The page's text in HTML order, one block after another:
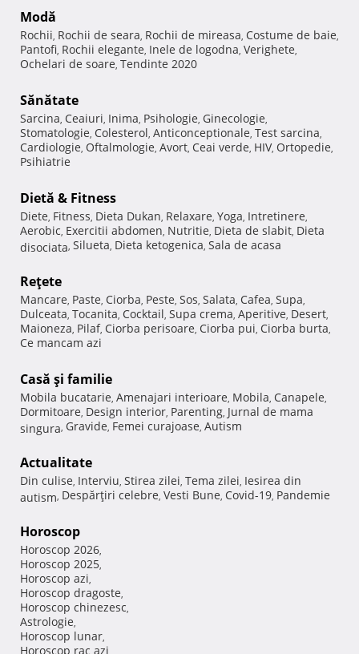
Modă
Rochii, Rochii de seara, Rochii de mireasa, Costume de baie,
Pantofi, Rochii elegante, Inele de logodna, Verighete,
Ochelari de soare, Tendinte 2020
Sănătate
Sarcina, Ceaiuri, Inima, Psihologie, Ginecologie,
Stomatologie, Colesterol, Anticonceptionale, Test sarcina,
Cardiologie, Oftalmologie, Avort, Ceai verde, HIV, Ortopedie,
Psihiatrie
Dietă & Fitness
Diete, Fitness, Dieta Dukan, Relaxare, Yoga, Intretinere,
Aerobic, Exercitii abdomen, Nutritie, Dieta de slabit, Dieta
disociata, Silueta, Dieta ketogenica, Sala de acasa
Reţete
Mancare, Paste, Ciorba, Peste, Sos, Salata, Cafea, Supa,
Dulceata, Tocanita, Cocktail, Supa crema, Aperitive, Desert,
Maioneza, Pilaf, Ciorba perisoare, Ciorba pui, Ciorba burta,
Ce mancam azi
Casă şi familie
Mobila bucatarie, Amenajari interioare, Mobila, Canapele,
Dormitoare, Design interior, Parenting, Jurnal de mama
singura, Gravide, Femei curajoase, Autism
Actualitate
Din culise, Interviu, Stirea zilei, Tema zilei, Iesirea din
autism, Despărţiri celebre, Vesti Bune, Covid-19, Pandemie
Horoscop
Horoscop 2026,
Horoscop 2025,
Horoscop azi,
Horoscop dragoste,
Horoscop chinezesc,
Astrologie,
Horoscop lunar,
Horoscop rac azi